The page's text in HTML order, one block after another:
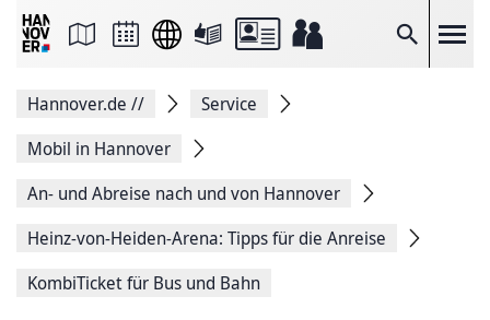
Suche
Seite
Facebook
teilen
Seitenlink
Seite
Hannover.de //
Service
Mobil in Hannover
An- und Abreise nach und von Hannover
Heinz-von-Heiden-Arena: Tipps für die Anreise
KombiTicket für Bus und Bahn